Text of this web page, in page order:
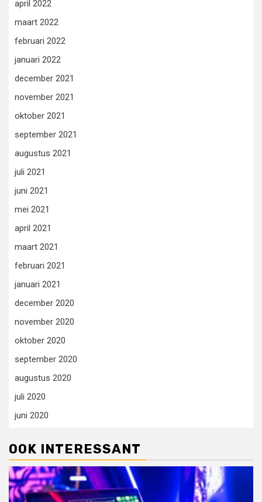
april 2022
maart 2022
februari 2022
januari 2022
december 2021
november 2021
oktober 2021
september 2021
augustus 2021
juli 2021
juni 2021
mei 2021
april 2021
maart 2021
februari 2021
januari 2021
december 2020
november 2020
oktober 2020
september 2020
augustus 2020
juli 2020
juni 2020
OOK INTERESSANT